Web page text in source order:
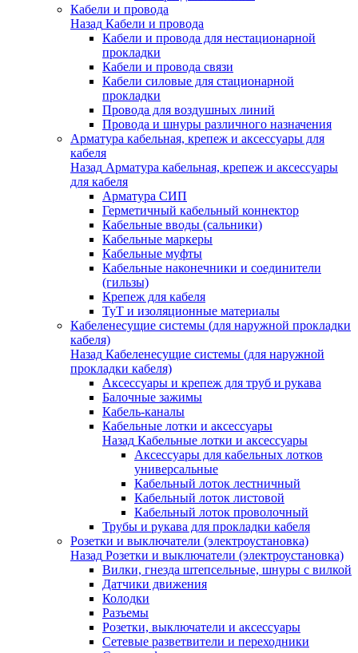
Кабели и провода
Назад Кабели и провода
Кабели и провода для нестационарной
прокладки
Кабели и провода связи
Кабели силовые для стационарной
прокладки
Провода для воздушных линий
Провода и шнуры различного назначения
Арматура кабельная, крепеж и аксессуары для
кабеля
Назад Арматура кабельная, крепеж и аксессуары
для кабеля
Арматура СИП
Герметичный кабельный коннектор
Кабельные вводы (сальники)
Кабельные маркеры
Кабельные муфты
Кабельные наконечники и соединители
(гильзы)
Крепеж для кабеля
ТуТ и изоляционные материалы
Кабеленесущие системы (для наружной прокладки
кабеля)
Назад Кабеленесущие системы (для наружной
прокладки кабеля)
Аксессуары и крепеж для труб и рукава
Балочные зажимы
Кабель-каналы
Кабельные лотки и аксессуары
Назад Кабельные лотки и аксессуары
Аксессуары для кабельных лотков
универсальные
Кабельный лоток лестничный
Кабельный лоток листовой
Кабельный лоток проволочный
Трубы и рукава для прокладки кабеля
Розетки и выключатели (электроустановка)
Назад Розетки и выключатели (электроустановка)
Вилки, гнезда штепсельные, шнуры с вилкой
Датчики движения
Колодки
Разъемы
Розетки, выключатели и аксессуары
Сетевые разветвители и переходники